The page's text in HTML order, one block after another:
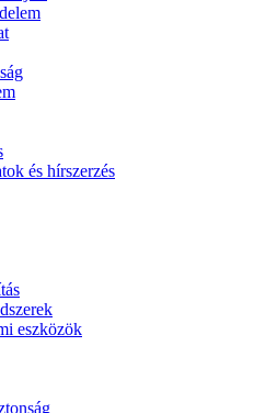
és hírszerzés
eszközök